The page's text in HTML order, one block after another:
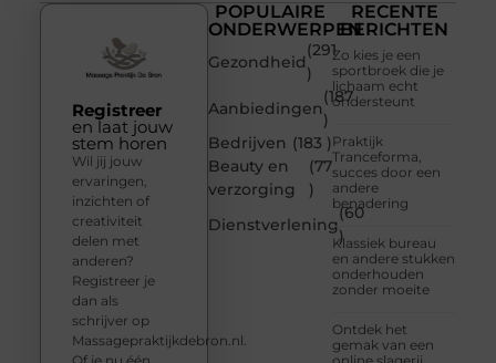
POPULAIRE
ONDERWERPEN
Gezondheid
(291
)
Aanbiedingen
(187
)
Bedrijven (183 )
Beauty en
verzorging
(77
)
Dienstverlening
(60
)
RECENTE
BERICHTEN
Zo kies je een
sportbroek die je
lichaam echt
ondersteunt
Praktijk
Tranceforma,
succes door een
andere
benadering
Klassiek bureau
en andere stukken
onderhouden
zonder moeite
Ontdek het
gemak van een
Registreer
en laat jouw
stem horen
Wil jij jouw
ervaringen,
inzichten of
creativiteit
delen met
anderen?
Registreer je
dan als
schrijver op
Massagepraktijkdebron.nl.